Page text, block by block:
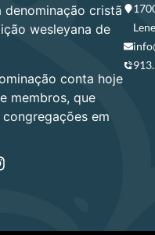
denominação cristã
wesleyana de
conta hoje
membros, que
em